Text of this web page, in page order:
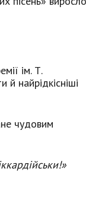
ім. Т.
й найрідкісніші
чудовим